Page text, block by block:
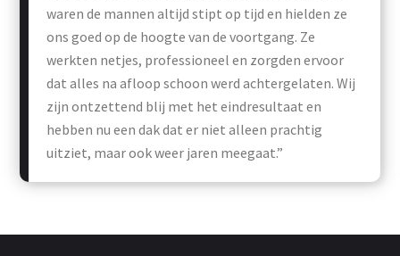
waren de mannen altijd stipt op tijd en hielden ze
ons goed op de hoogte van de voortgang. Ze
werkten netjes, professioneel en zorgden ervoor
dat alles na afloop schoon werd achtergelaten. Wij
zijn ontzettend blij met het eindresultaat en
hebben nu een dak dat er niet alleen prachtig
uitziet, maar ook weer jaren meegaat.”